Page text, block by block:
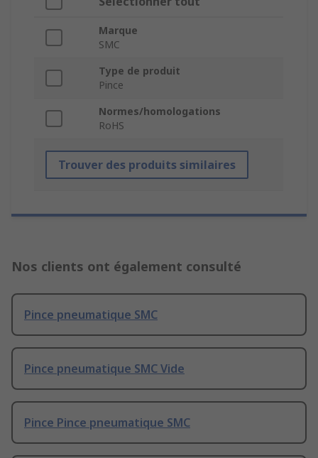
Marque
SMC
Type de produit
Pince
Normes/homologations
RoHS
Trouver des produits similaires
Nos clients ont également consulté
Pince pneumatique SMC
Pince pneumatique SMC Vide
Pince Pince pneumatique SMC